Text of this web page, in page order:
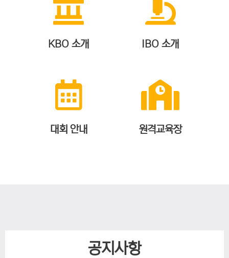
KBO 소개 IBO 소개
대회 안내 원격교육장
공지사항